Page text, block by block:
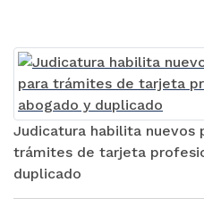
Judicatura habilita nuevos
trámites de tarjeta
duplicado